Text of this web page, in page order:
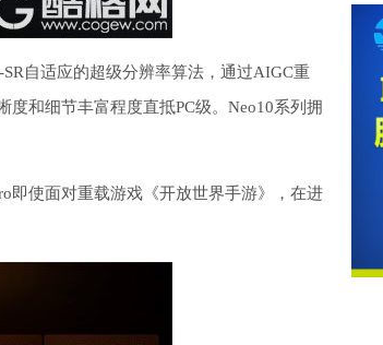
自适应的超级分辨率算法，通过AIGC重
和细节丰富程度直抵PC级。Neo10系列拥
即使面对重载游戏《开放世界手游》，在进